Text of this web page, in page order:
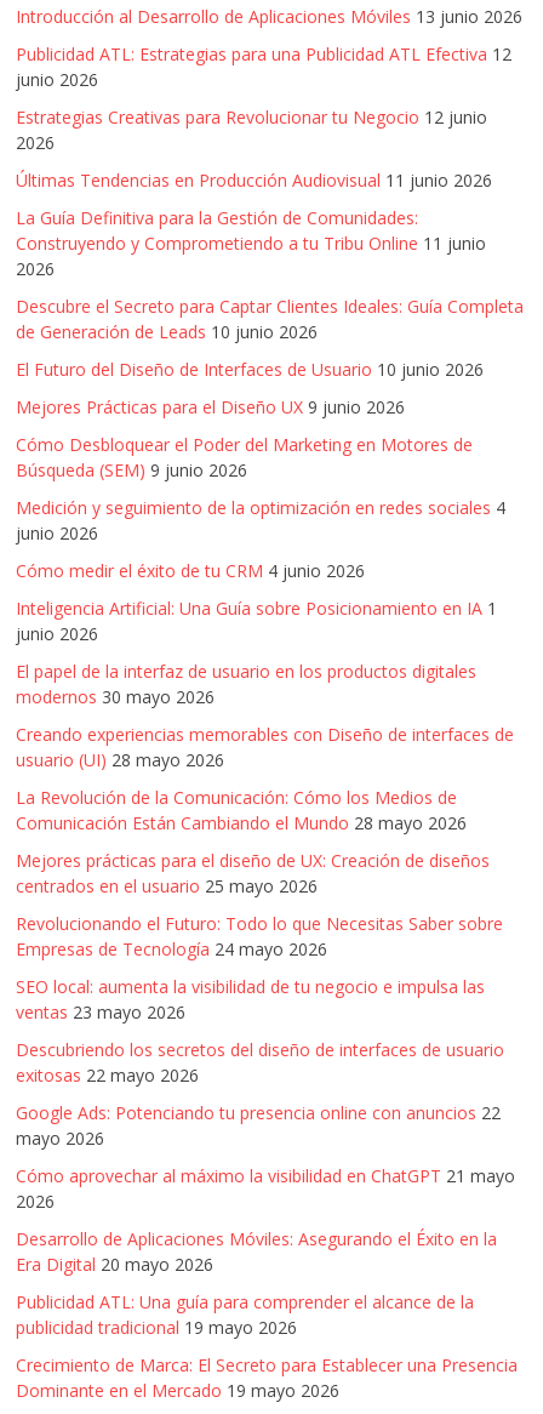
Introducción al Desarrollo de Aplicaciones Móviles 13 junio 2026
Publicidad ATL: Estrategias para una Publicidad ATL Efectiva 12
junio 2026
Estrategias Creativas para Revolucionar tu Negocio 12 junio
2026
Últimas Tendencias en Producción Audiovisual 11 junio 2026
La Guía Definitiva para la Gestión de Comunidades:
Construyendo y Comprometiendo a tu Tribu Online 11 junio
2026
Descubre el Secreto para Captar Clientes Ideales: Guía Completa
de Generación de Leads 10 junio 2026
El Futuro del Diseño de Interfaces de Usuario 10 junio 2026
Mejores Prácticas para el Diseño UX 9 junio 2026
Cómo Desbloquear el Poder del Marketing en Motores de
Búsqueda (SEM) 9 junio 2026
Medición y seguimiento de la optimización en redes sociales 4
junio 2026
Cómo medir el éxito de tu CRM 4 junio 2026
Inteligencia Artificial: Una Guía sobre Posicionamiento en IA 1
junio 2026
El papel de la interfaz de usuario en los productos digitales
modernos 30 mayo 2026
Creando experiencias memorables con Diseño de interfaces de
usuario (UI) 28 mayo 2026
La Revolución de la Comunicación: Cómo los Medios de
Comunicación Están Cambiando el Mundo 28 mayo 2026
Mejores prácticas para el diseño de UX: Creación de diseños
centrados en el usuario 25 mayo 2026
Revolucionando el Futuro: Todo lo que Necesitas Saber sobre
Empresas de Tecnología 24 mayo 2026
SEO local: aumenta la visibilidad de tu negocio e impulsa las
ventas 23 mayo 2026
Descubriendo los secretos del diseño de interfaces de usuario
exitosas 22 mayo 2026
Google Ads: Potenciando tu presencia online con anuncios 22
mayo 2026
Cómo aprovechar al máximo la visibilidad en ChatGPT 21 mayo
2026
Desarrollo de Aplicaciones Móviles: Asegurando el Éxito en la
Era Digital 20 mayo 2026
Publicidad ATL: Una guía para comprender el alcance de la
publicidad tradicional 19 mayo 2026
Crecimiento de Marca: El Secreto para Establecer una Presencia
Dominante en el Mercado 19 mayo 2026